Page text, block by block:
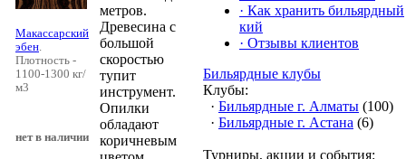
Макассарский
эбен.
Плотность -
1100-1300 кг/
м3
нет в наличии
метров.
Древесина с
большой
скоростью
тупит
инструмент.
Опилки
обладают
коричневым
· Как хранить бильярдный
кий
· Отзывы клиентов
Бильярдные клубы
Клубы:
· Бильярдные г. Алматы (100)
· Бильярдные г. Астана (6)
Турниры, акции и события: